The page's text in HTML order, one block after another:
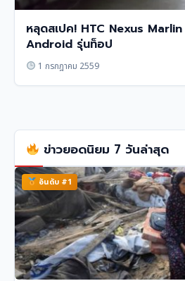
หลุดสเปค! HTC Nexus Marlin
Android รุ่นท็อป
1 กรกฎาคม 2559
ข่าวยอดนิยม 7 วันล่าสุด
อันดับ #1